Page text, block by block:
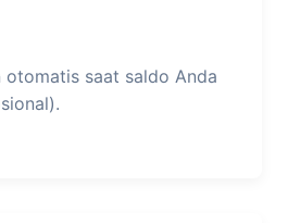
otomatis saat saldo Anda